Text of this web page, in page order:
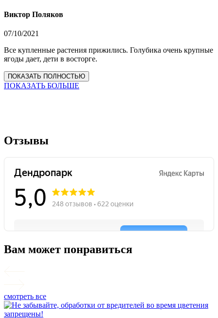
Виктор Поляков
07/10/2021
Все купленные растения прижились. Голубика очень крупные
ягоды дает, дети в восторге.
ПОКАЗАТЬ ПОЛНОСТЬЮ
ПОКАЗАТЬ БОЛЬШЕ
Отзывы
Вам может понравиться
смотреть все